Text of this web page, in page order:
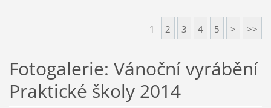
1 2 3 4 5 > >>
Fotogalerie: Vánoční vyrábění
Praktické školy 2014